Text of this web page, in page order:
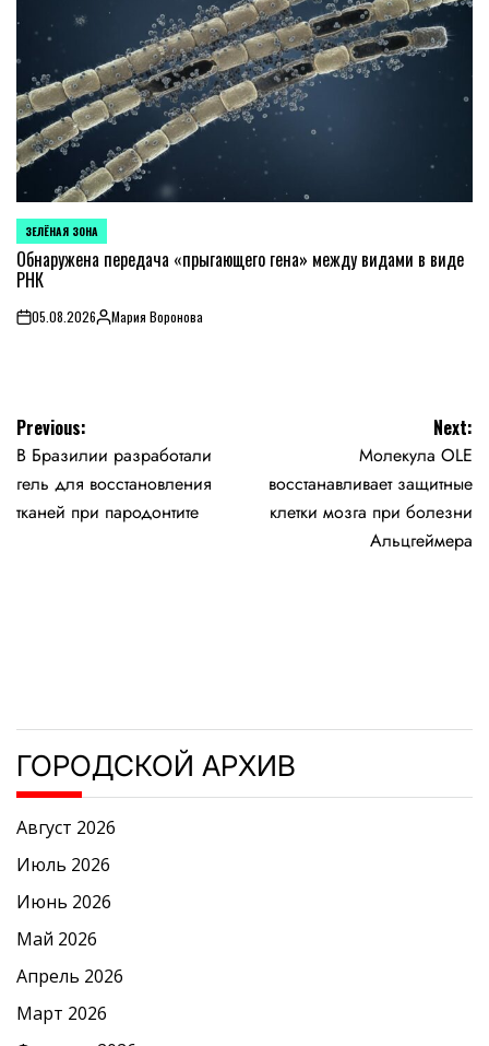
POSTED
IN
ЗЕЛЁНАЯ ЗОНА
Обнаружена передача «прыгающего гена» между видами в виде
РНК
on05.08.2026PostedМария Воронова
Навигация
по
записям
Previous:
В Бразилии разработали
гель для восстановления
тканей при пародонтите
Next:
Молекула OLE
восстанавливает защитные
клетки мозга при болезни
Альцгеймера
ГОРОДСКОЙ АРХИВ
Август 2026
Июль 2026
Июнь 2026
Май 2026
Апрель 2026
Март 2026